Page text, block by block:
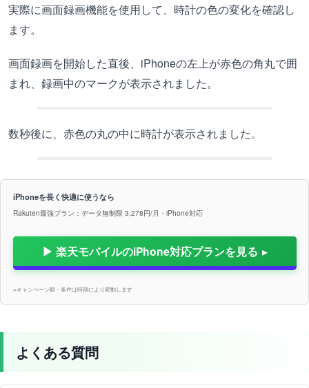
実際に画面録画機能を使用して、時計の色の変化を確認し
ます。
画面録画を開始した直後、iPhoneの左上が赤色の角丸で囲
まれ、録画中のマークが表示されました。
数秒後に、赤色の丸の中に時計が表示されました。
iPhoneを長く快適に使うなら
Rakuten最強プラン：データ無制限 3,278円/月・iPhone対応
▶ 楽天モバイルのiPhone対応プランを見る
※キャンペーン額・条件は時期により変動します
よくある質問